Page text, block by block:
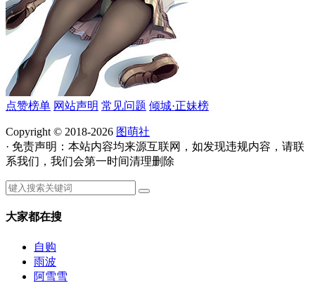
点赞榜单 网站声明 常见问题 倾城·正妹榜
Copyright © 2018-2026 图萌社
· 免责声明：本站内容均来源互联网，如发现违规内容，请联
系我们，我们会第一时间清理删除
大家都在搜
自购
雨波
阿雪雪